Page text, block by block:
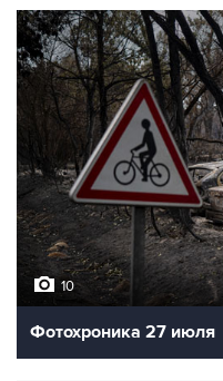
10
Фотохроника 27 июля